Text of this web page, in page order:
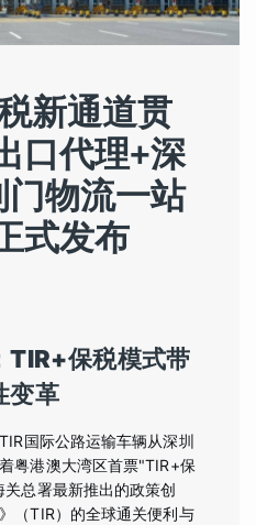
新通道贯
口代理+深
物流一站
式发布
TIR+保税模式带
变革
国际公路运输车辆从深圳
粤港澳大湾区首票"TIR+保
总署最新推出的政策创
（TIR）的全球通关便利与